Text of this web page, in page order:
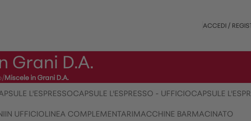
ACCEDI /
Grani D.A.
/Miscele in Grani D.A.
L'ESPRESSOCAPSULE L'ESPRESSO - UFFICIOCAPSULE
IN UFFICIOLINEA COMPLEMENTARIMACCHINE BARMACINATO